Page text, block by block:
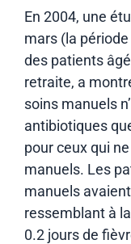
En 2004, une
mars (la
des patients
retraite, a
soins manuels
antibiotiques
pour ceux qui
manuels. Les
manuels
ressemblant à
0.2 jours de